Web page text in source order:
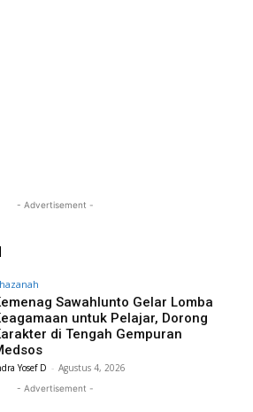
- Advertisement -
Sawahlunto Gelar Lomba
untuk Pelajar, Dorong
di Tengah Gempuran
Yosef D - Agustus 4, 2026
- Advertisement -